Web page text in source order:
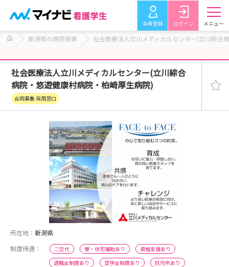
会員登録 ログイン メニュー
新潟県の病院検索 社会医療法人立川メディカルセンター(立川綜合
社会医療法人立川メディカルセンター(立川綜合
病院・悠遊健康村病院・柏崎厚生病院)
合同募集 採用窓口
所在地： 新潟県
制度待遇：
二交代 寮・住宅補助あり
資格支援あり
退職金制度あり
奨学金制度あり
託児所あり